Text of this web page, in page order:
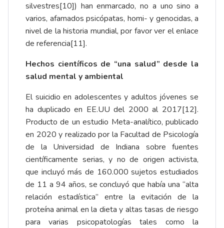
silvestres[10]) han enmarcado, no a uno sino a
varios, afamados psicópatas, homi- y genocidas, a
nivel de la historia mundial, por favor ver el enlace
de referencia[11].
Hechos científicos de “una salud” desde la
salud mental y ambiental
El suicidio en adolescentes y adultos jóvenes se
ha duplicado en EE.UU del 2000 al 2017[12].
Producto de un estudio Meta-analítico, publicado
en 2020 y realizado por la Facultad de Psicología
de la Universidad de Indiana sobre fuentes
científicamente serias, y no de origen activista,
que incluyó más de 160.000 sujetos estudiados
de 11 a 94 años, se concluyó que había una “alta
relación estadística” entre la evitación de la
proteína animal en la dieta y altas tasas de riesgo
para varias psicopatologías tales como la